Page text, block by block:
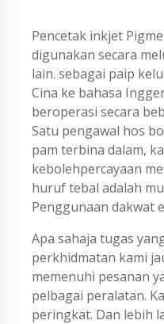
Pencetak inkjet
digunakan secara
lain. sebagai paip
Cina ke bahasa
beroperasi secara
Satu pengawal hos
pam terbina dalam,
kebolehpercayaan
huruf tebal adalah
Penggunaan dakwat
Apa sahaja tugas
perkhidmatan kami
memenuhi pesanan
pelbagai peralatan.
peringkat. Dan lebih